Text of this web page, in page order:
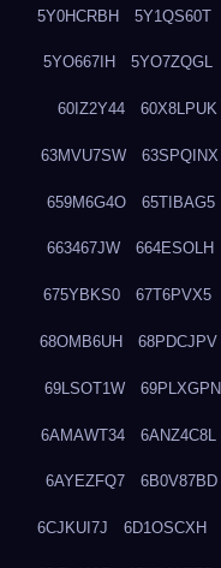
5Y0HCRBH 5Y1QS60T
5YO667IH 5YO7ZQGL
60IZ2Y44 60X8LPUK
63MVU7SW 63SPQINX
659M6G4O 65TIBAG5
663467JW 664ESOLH
675YBKS0 67T6PVX5
68OMB6UH 68PDCJPV
69LSOT1W 69PLXGPN
6AMAWT34 6ANZ4C8L
6AYEZFQ7 6B0V87BD
6CJKUI7J 6D1OSCXH